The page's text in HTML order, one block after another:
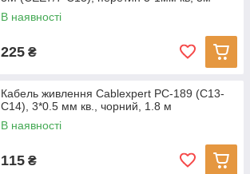
В наявності
225 ₴
Кабель живлення Cablexpert PC-189 (С13-
С14), 3*0.5 мм кв., чорний, 1.8 м
В наявності
115 ₴